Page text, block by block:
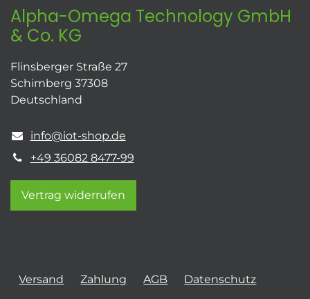
Alpha-Omega Technology GmbH
& Co. KG
Flinsberger Straße 27
Schimberg 37308
Deutschland
info@iot-shop.de
+49 36082 8477-99
Vertrag widerrufen
Versand Zahlung AGB Datenschutz